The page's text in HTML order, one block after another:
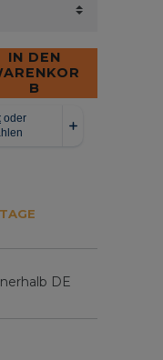
IN DEN
B
DE